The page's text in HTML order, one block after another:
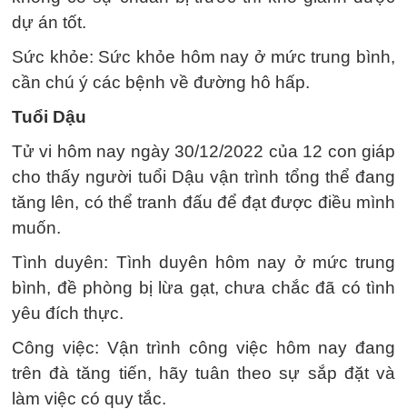
dự án tốt.
Sức khỏe: Sức khỏe hôm nay ở mức trung bình,
cần chú ý các bệnh về đường hô hấp.
Tuổi Dậu
Tử vi hôm nay ngày 30/12/2022 của 12 con giáp
cho thấy người tuổi Dậu vận trình tổng thể đang
tăng lên, có thể tranh đấu để đạt được điều mình
muốn.
Tình duyên: Tình duyên hôm nay ở mức trung
bình, đề phòng bị lừa gạt, chưa chắc đã có tình
yêu đích thực.
Công việc: Vận trình công việc hôm nay đang
trên đà tăng tiến, hãy tuân theo sự sắp đặt và
làm việc có quy tắc.